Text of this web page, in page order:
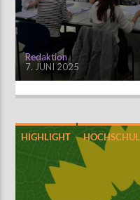
AKTUELLE SENDUNG
MOEBIUS
12:00 24:00
ZU HÖREN INMünster
Redaktion
7. JUNI 2025
HIGHLIGHT
STUPA-WAHL 2025